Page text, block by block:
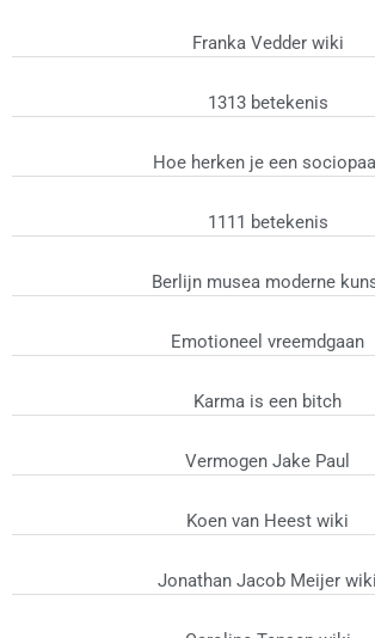
Franka Vedder wiki
1313 betekenis
Hoe herken je een
1111 betekenis
Berlijn musea moderne
Emotioneel vreemdgaan
Karma is een bitch
Vermogen Jake Paul
Koen van Heest wiki
Jonathan Jacob Meijer wiki